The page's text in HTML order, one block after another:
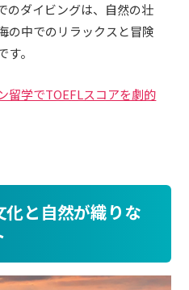
のダイビングは、自然の壮
の中でのリラックスと冒険
。
留学でTOEFLスコアを劇的
と自然が織りな